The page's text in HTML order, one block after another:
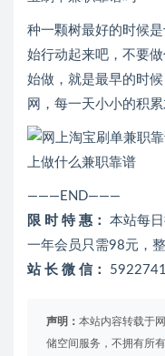
种一颗树最好的时候
始行动起来吧，不要
始做，就是最早的时
网，每一天小小的积
———END———
限 时 特 惠： 本站每
一年会员只需98元，
站 长 微 信：
声明： 本站内容转载于
储空间服务，不拥有所